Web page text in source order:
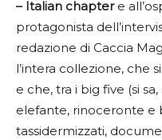
– Italian chaptere
protagonista
redazione di Caccia
l’intera collezione, che
e che, tra i big five (si
elefante, rinoceronte e
tassidermizzati,